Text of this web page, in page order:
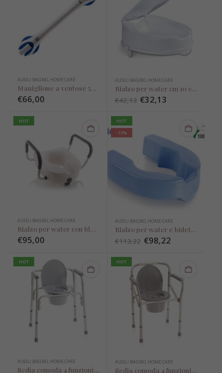
AUSILI BAGNO HOME CARE
Maniglione a ventose 500 mm
€66,00
AUSILI BAGNO, HOME CARE
Rialzo per water cm 10 con fermi e coperchio
€42,13 €32,13
HOT
AUSILI BAGNO HOME CARE
Rialzo per water con blocco centrale – h 13 cm
€95,00
HOT
-13%
AUSILI BAGNO, HOME CARE
Rialzo per water e bidet in Eva
€113,22 €98,22
HOT
AUSILI BAGNO HOME CARE
Sedia comoda 4 funzioni in una (fissa)
HOT
AUSILI BAGNO, HOME CARE
Sedia comoda 4 funzioni in una (pieghevole)